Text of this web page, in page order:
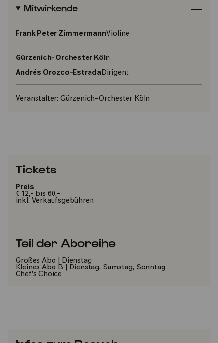
Mitwirkende
Frank Peter ZimmermannVioline
Gürzenich-Orchester Köln
Andrés Orozco-EstradaDirigent
Veranstalter: Gürzenich-Orchester Köln
Tickets
Preis
€ 12,- bis 60,-
inkl. Verkaufsgebühren
Teil der Aboreihe
Großes Abo | Dienstag
Kleines Abo B | Dienstag, Samstag, Sonntag
Chef's Choice